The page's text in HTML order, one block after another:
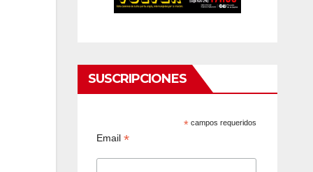
SUSCRIPCIONES
* campos requeridos
Email *